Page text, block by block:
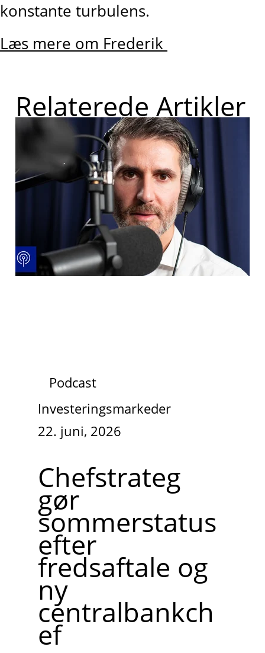
konstante turbulens.
Læs mere om Frederik
Relaterede Artikler
Podcast
Investeringsmarkeder
22. juni, 2026
Chefstrateg
gør
sommerstatus
efter
fredsaftale og
ny
centralbankch
ef